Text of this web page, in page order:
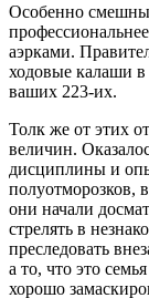
Особенно смешны
аэрками.
ходовые калаши в
ваших 223-их.
Толк же от этих
величин.
дисциплины и
полуотморозков,
они начали
стрелять в
преследовать
а то, что это
хорошо